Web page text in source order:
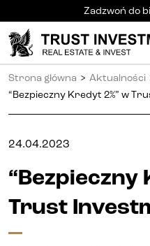
Zadzwoń do
Kielce
Katowice
Gliwice
Mieszkania
Katowice
Strona główna > Aktualności
“Bezpieczny Kredyt 2%” w
24.04.2023
“Bezpieczny
Trust